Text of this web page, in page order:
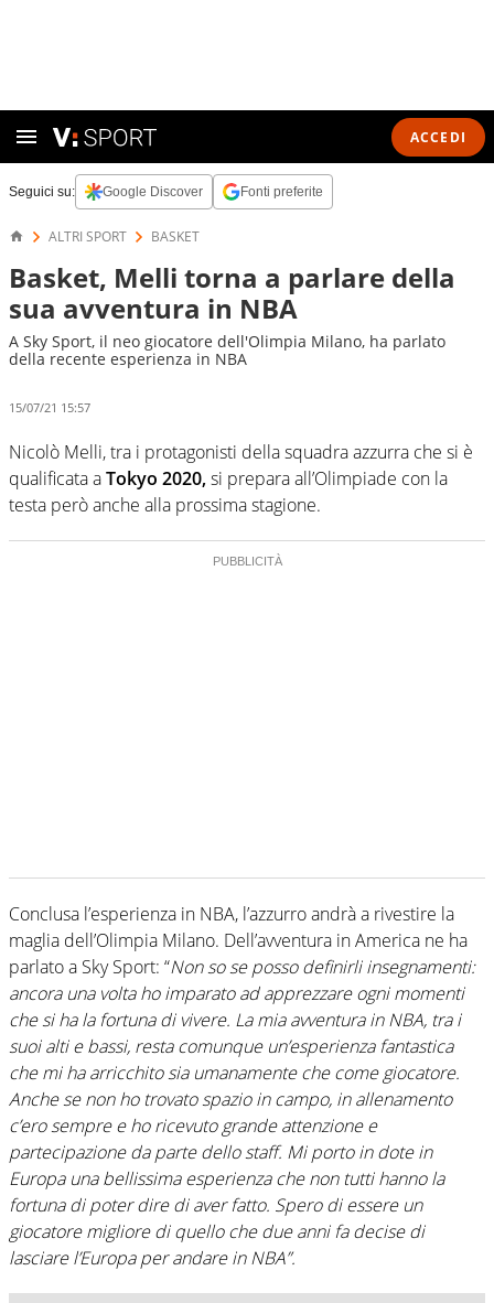
ACCEDI
Seguici su: Google Discover Fonti preferite
ALTRI SPORT BASKET
Basket, Melli torna a parlare della
sua avventura in NBA
A Sky Sport, il neo giocatore dell'Olimpia Milano, ha parlato
della recente esperienza in NBA
15/07/21 15:57
Nicolò Melli, tra i protagonisti della squadra azzurra che si è
qualificata aTokyo 2020,si prepara all’Olimpiade con la
testa però anche alla prossima stagione.
Conclusa l’esperienza in NBA, l’azzurro andrà a rivestire la
maglia dell’Olimpia Milano. Dell’avventura in America ne ha
parlato a Sky Sport: “Non so se posso definirli insegnamenti:
ancora una volta ho imparato ad apprezzare ogni momenti
che si ha la fortuna di vivere. La mia avventura in NBA, tra i
suoi alti e bassi, resta comunque un’esperienza fantastica
che mi ha arricchito sia umanamente che come giocatore.
Anche se non ho trovato spazio in campo, in allenamento
c’ero sempre e ho ricevuto grande attenzione e
partecipazione da parte dello staff. Mi porto in dote in
Europa una bellissima esperienza che non tutti hanno la
fortuna di poter dire di aver fatto. Spero di essere un
giocatore migliore di quello che due anni fa decise di
lasciare l’Europa per andare in NBA”.